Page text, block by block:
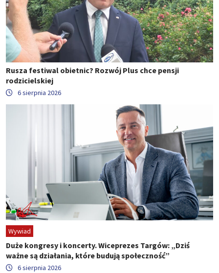
Rusza festiwal obietnic? Rozwój Plus chce pensji
rodzicielskiej
6 sierpnia 2026
Wywiad
Duże kongresy i koncerty. Wiceprezes Targów: „Dziś
ważne są działania, które budują społeczność”
6 sierpnia 2026